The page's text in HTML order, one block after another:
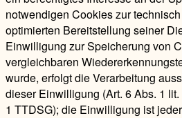
notwendigen Cookies zur
optimierten Bereitstellung seiner
Einwilligung zur Speicherung von
vergleichbaren
wurde, erfolgt die Verarbeitung
dieser Einwilligung (Art. 6 Abs. 1
1 TTDSG); die Einwilligung ist